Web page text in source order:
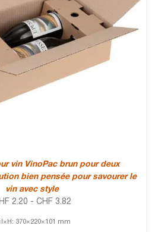
vin VinoPac brun pour deux
bien pensée pour savourer le
vin avec style
2.20 - CHF 3.82
370×220×101 mm